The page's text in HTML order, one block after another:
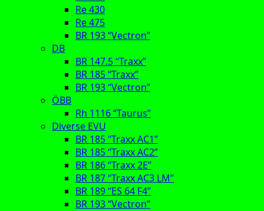
Re 430
Re 475
BR 193 “Vectron”
DB
BR 147.5 “Traxx”
BR 185 “Traxx”
BR 193 “Vectron”
ÖBB
Rh 1116 “Taurus”
Diverse EVU
BR 185 “Traxx AC1”
BR 185 “Traxx AC2”
BR 186 “Traxx 2E”
BR 187 “Traxx AC3 LM”
BR 189 “ES 64 F4”
BR 193 “Vectron”